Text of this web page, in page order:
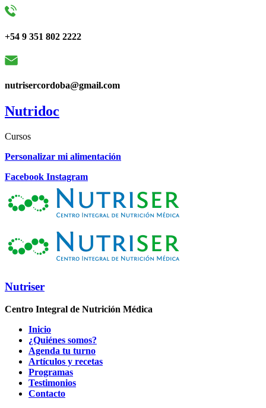
+54 9 351 802 2222
nutrisercordoba@gmail.com
Nutridoc
Cursos
Personalizar mi alimentación
Facebook Instagram
Nutriser
Centro Integral de Nutrición Médica
Inicio
¿Quiénes somos?
Agenda tu turno
Artículos y recetas
Programas
Testimonios
Contacto